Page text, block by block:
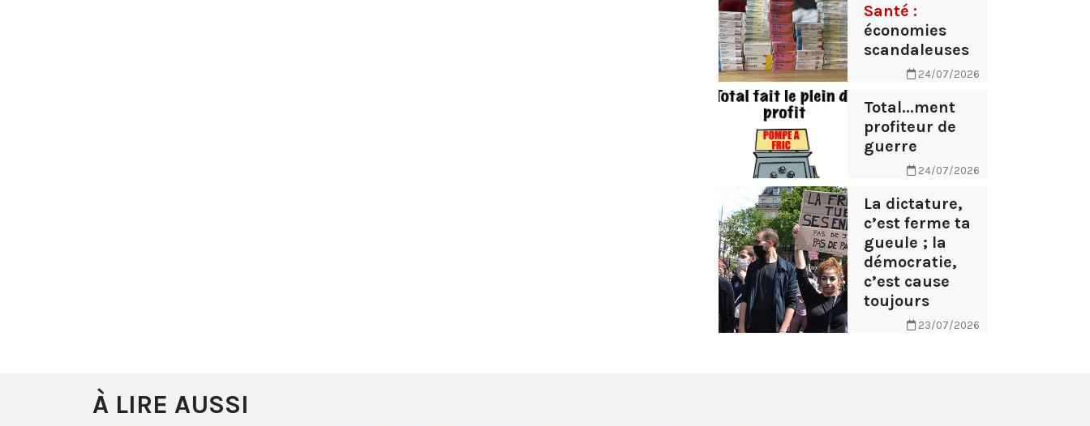
Santé :
économies
scandaleuses
24/07/2026
Total...ment
profiteur de
guerre
24/07/2026
La dictature,
c’est ferme ta
gueule ; la
démocratie,
c’est cause
toujours
23/07/2026
À LIRE AUSSI